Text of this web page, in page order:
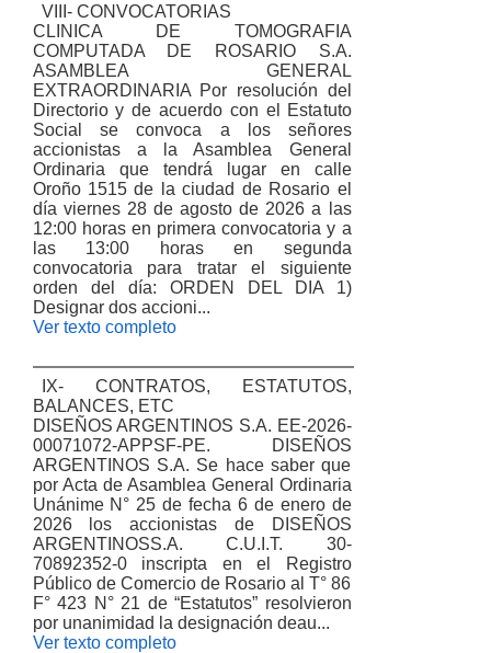
VIII- CONVOCATORIAS
CLINICA DE TOMOGRAFIA
COMPUTADA DE ROSARIO S.A.
ASAMBLEA GENERAL
EXTRAORDINARIA Por resolución del
Directorio y de acuerdo con el Estatuto
Social se convoca a los señores
accionistas a la Asamblea General
Ordinaria que tendrá lugar en calle
Oroño 1515 de la ciudad de Rosario el
día viernes 28 de agosto de 2026 a las
12:00 horas en primera convocatoria y a
las 13:00 horas en segunda
convocatoria para tratar el siguiente
orden del día: ORDEN DEL DIA 1)
Designar dos accioni...
Ver texto completo
IX- CONTRATOS, ESTATUTOS,
BALANCES, ETC
DISEÑOS ARGENTINOS S.A. EE-2026-
00071072-APPSF-PE. DISEÑOS
ARGENTINOS S.A. Se hace saber que
por Acta de Asamblea General Ordinaria
Unánime N° 25 de fecha 6 de enero de
2026 los accionistas de DISEÑOS
ARGENTINOSS.A. C.U.I.T. 30-
70892352-0 inscripta en el Registro
Público de Comercio de Rosario al T° 86
F° 423 N° 21 de “Estatutos” resolvieron
por unanimidad la designación deau...
Ver texto completo